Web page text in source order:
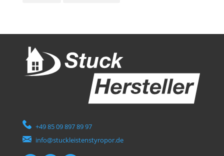
+49 85 09 897 89 97
info@stuckleistenstyropor.de